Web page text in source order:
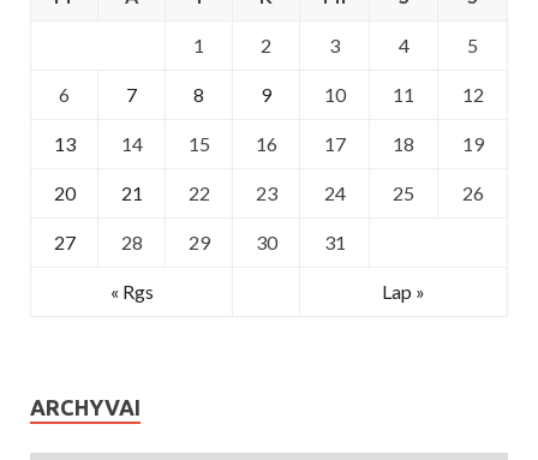
« Rgs Lap »
1 2 3 4 5
6 7 8 9 10 11 12
13 14 15 16 17 18 19
20 21 22 23 24 25 26
27 28 29 30 31
ARCHYVAI